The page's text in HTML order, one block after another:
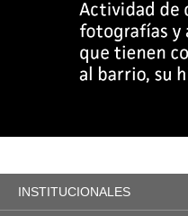
INSTITUCIONALES